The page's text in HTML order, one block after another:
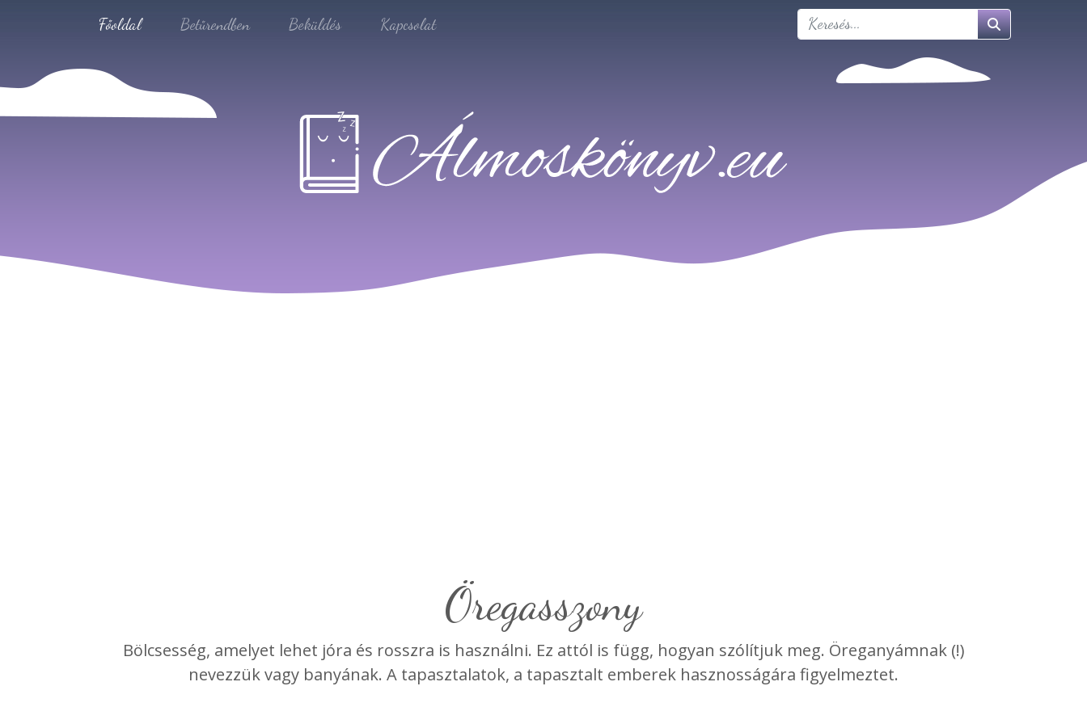
Főoldal Betűrendben Beküldés Kapcsolat
Öregasszony
Bölcsesség, amelyet lehet jóra és rosszra is használni. Ez attól is függ, hogyan szólítjuk meg. Öreganyámnak (!)
nevezzük vagy banyának. A tapasztalatok, a tapasztalt emberek hasznosságára figyelmeztet.